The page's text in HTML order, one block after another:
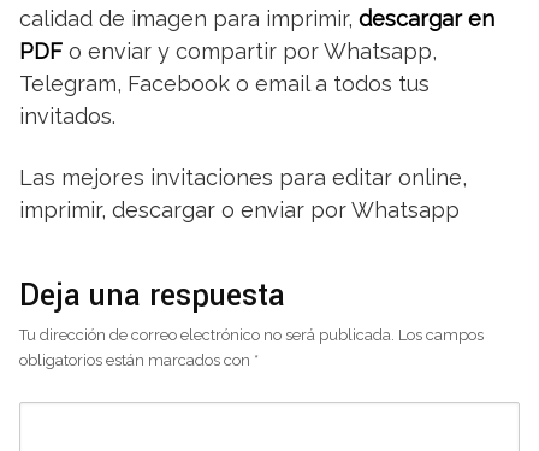
calidad de imagen para imprimir, descargar en
PDF o enviar y compartir por Whatsapp,
Telegram, Facebook o email a todos tus
invitados.
Las mejores invitaciones para editar online,
imprimir, descargar o enviar por Whatsapp
Deja una respuesta
Tu dirección de correo electrónico no será publicada. Los campos
obligatorios están marcados con *